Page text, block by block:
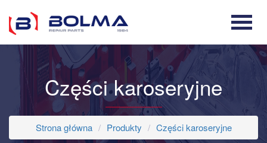
Części karoseryjne
Strona główna Produkty Części karoseryjne